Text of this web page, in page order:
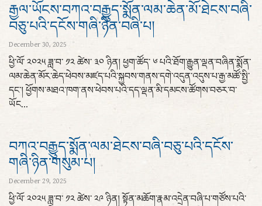
རྒྱལ་ཡོངས་བཀའ་བརྒྱུད་སྨོན་ལམ་ཆེན་མོ་ཐེངས་བཞི་
བཅུ་པའི་དངོས་གཞི་ཉིན་བཞི་པ།
December 30, 2025
ཕྱི་ལོ་ ༢༠༢༥ ཟླ་བ་ ༡༢ ཚེས་ ༣༠ ཉིན། ཕྱག་ཚོད་ ༦ པའི་ཐོག་རྒྱུན་ལྡན་བཞིན་སྨོན་
ལམ་ཆེན་མོར་ཆེད་ཕེབས་མཛད་པའི་སྐྱབས་གནས་དགེ་འདུན་འདུས་པ་རྒྱ་མཚོ་སྤྱི་
དང་། ཕྱོགས་མཐའ་ཁག་ནས་ཕེབས་པའི་དད་ལྡན་མི་དམངས་ཚོགས་བཅར་བ་
ཡོང...
བཀའ་བརྒྱུད་སྨོན་ལམ་ཐེངས་བཞི་བཅུ་པའི་དངོས་
གཞི་ཉིན་གསུམ་པ།
December 29, 2025
ཕྱི་ལོ་ ༢༠༢༥ ཟླ་བ་ ༡༢ ཚེས་ ༢༩ ཉིན། སྟོན་མཆོག་རྣམ་འདྲེན་བཞི་པ་གཙོས་པའི་